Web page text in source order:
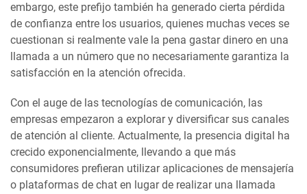
embargo, este prefijo también ha generado cierta pérdida
de confianza entre los usuarios, quienes muchas veces se
cuestionan si realmente vale la pena gastar dinero en una
llamada a un número que no necesariamente garantiza la
satisfacción en la atención ofrecida.
Con el auge de las tecnologías de comunicación, las
empresas empezaron a explorar y diversificar sus canales
de atención al cliente. Actualmente, la presencia digital ha
crecido exponencialmente, llevando a que más
consumidores prefieran utilizar aplicaciones de mensajería
o plataformas de chat en lugar de realizar una llamada